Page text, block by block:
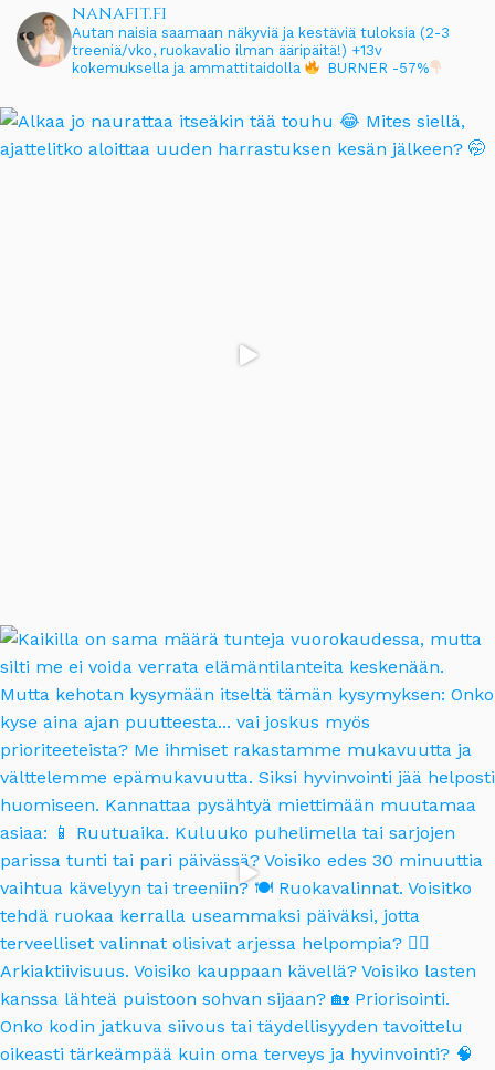
nanafit.fi
Autan naisia saamaan näkyviä ja kestäviä tuloksia (2-3
treeniä/vko, ruokavalio ilman ääripäitä!) +13v
kokemuksella ja ammattitaidolla
BURNER -57%